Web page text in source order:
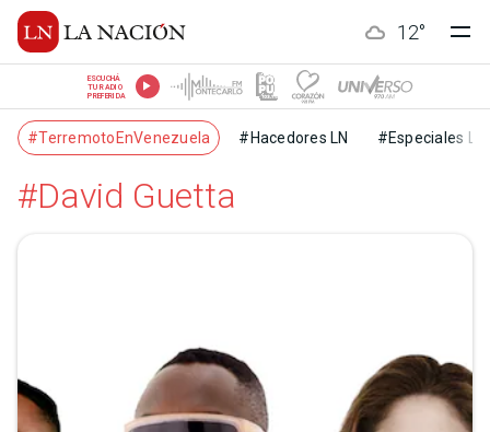
12°
ESCUCHÁ
TU RADIO
PREFERIDA
#TerremotoEnVenezuela #Hacedores LN #Especiales LN
#David Guetta